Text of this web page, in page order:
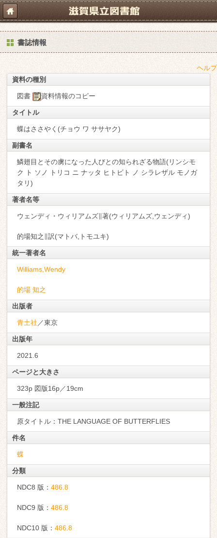
書誌情報
ヘルプ
資料の種別
図書 資料情報のコピー
タイトル
蝶はささやく(チョウ ワ ササヤク)
副書名
鱗翅目とその虜になった人びとの知られざる物語(リンシモ
ク ト ソノ トリコ ニ ナッタ ヒトビト ノ シラレザル モノガ
タリ)
著者名等
ウェンディ・ウィリアムズ∥著(ウィリアムズ,ウェンディ)
的場知之∥訳(マトバ,トモユキ)
統一著者名
Williams,Wendy
的場 知之
出版者
青土社 ／東京
出版年
2021.6
ページと大きさ
323p 図版16p／19cm
一般注記
原タイトル：THE LANGUAGE OF BUTTERFLIES
件名
蝶
分類
NDC8 版： 486.8
NDC9 版： 486.8
NDC10 版： 486.8